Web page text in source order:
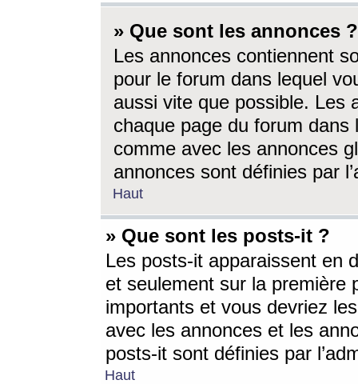
» Que sont les annonces ?
Les annonces contiennent
pour le forum dans lequel
aussi vite que possible. Les
chaque page du forum dans
comme avec les annonces
annonces sont définies par
Haut
» Que sont les posts-it ?
Les posts-it apparaissent en
et seulement sur la première
importants et vous devriez
avec les annonces et les
posts-it sont définies par
Haut